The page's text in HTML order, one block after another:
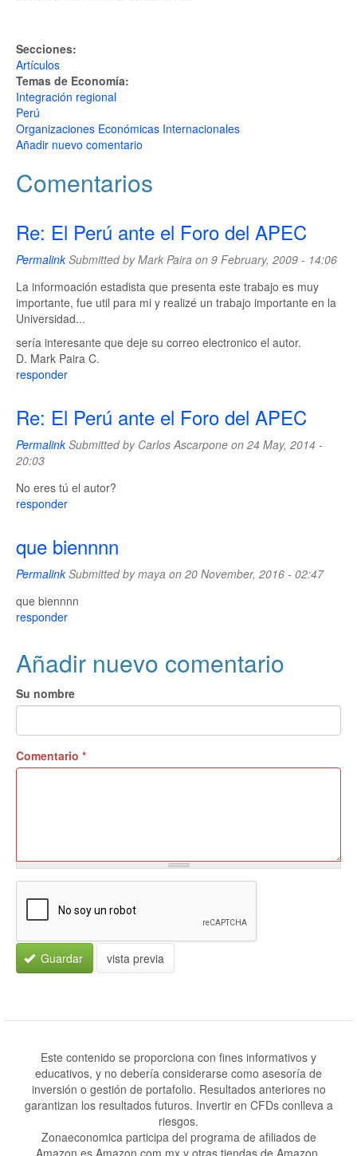
Secciones:
Artículos
Temas de Economía:
Integración regional
Perú
Organizaciones Económicas Internacionales
Añadir nuevo comentario
Comentarios
Re: El Perú ante el Foro del APEC
PermalinkSubmitted byMark Paira on 9 February, 2009 - 14:06
La informoación estadista que presenta este trabajo es muy
importante, fue util para mi y realizé un trabajo importante en la
Universidad...
sería interesante que deje su correo electronico el autor.
D. Mark Paira C.
responder
Re: El Perú ante el Foro del APEC
PermalinkSubmitted by Carlos Ascarpone on 24 May, 2014 -
20:03
No eres tú el autor?
responder
que biennnn
PermalinkSubmitted bymaya on 20 November, 2016 - 02:47
que biennnn
responder
Añadir nuevo comentario
Su nombre
Comentario *
Guardar vista previa
Este contenido se proporciona con fines informativos y
educativos, y no debería considerarse como asesoría de
inversión o gestión de portafolio. Resultados anteriores no
garantizan los resultados futuros. Invertir en CFDs conlleva a
riesgos.
Zonaeconomica participa del programa de afiliados de
Amazon.es Amazon.com.mx y otras tiendas de Amazon.